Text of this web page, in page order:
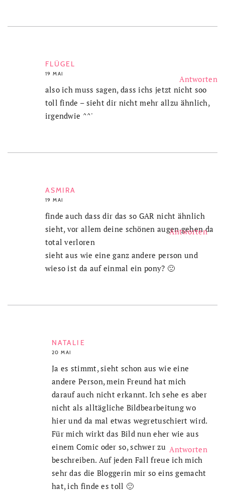
FLÜGEL
19 MAI
also ich muss sagen, dass ichs jetzt nicht soo
toll finde – sieht dir nicht mehr allzu ähnlich,
irgendwie ^^'
ASMIRA
19 MAI
Antworten
finde auch dass dir das so GAR nicht ähnlich
sieht, vor allem deine schönen augen gehen da
total verloren
sieht aus wie eine ganz andere person und
wieso ist da auf einmal ein pony? 🙁
NATALIE
20 MAI
Antworten
Ja es stimmt, sieht schon aus wie eine
andere Person, mein Freund hat mich
darauf auch nicht erkannt. Ich sehe es aber
nicht als alltägliche Bildbearbeitung wo
hier und da mal etwas wegretuschiert wird.
Für mich wirkt das Bild nun eher wie aus
einem Comic oder so, schwer zu
beschreiben. Auf jeden Fall freue ich mich
sehr das die Bloggerin mir so eins gemacht
hat, ich finde es toll 🙂
Antworten